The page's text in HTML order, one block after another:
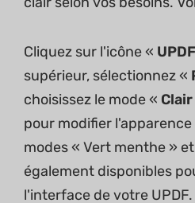
Cliquez sur l'icône « UPDF
supérieur, sélectionnez «
choisissez le mode « Clair
pour modifier l'apparence
modes « Vert menthe »
également disponibles
l'interface de votre